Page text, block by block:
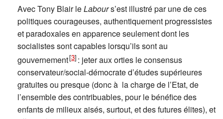
Avec Tony Blair leLabours’est illustré par une de ces
politiques courageuses, authentiquement progressistes
et paradoxales en apparence seulement dont les
socialistes sont capables lorsqu’ils sont au
gouvernement[3] : jeter aux orties le consensus
conservateur/social-démocrate d’études supérieures
gratuites ou presque (donc à la charge de l’Etat, de
l’ensemble des contribuables, pour le bénéfice des
enfants de milieux aisés, surtout, et des futures élites), et